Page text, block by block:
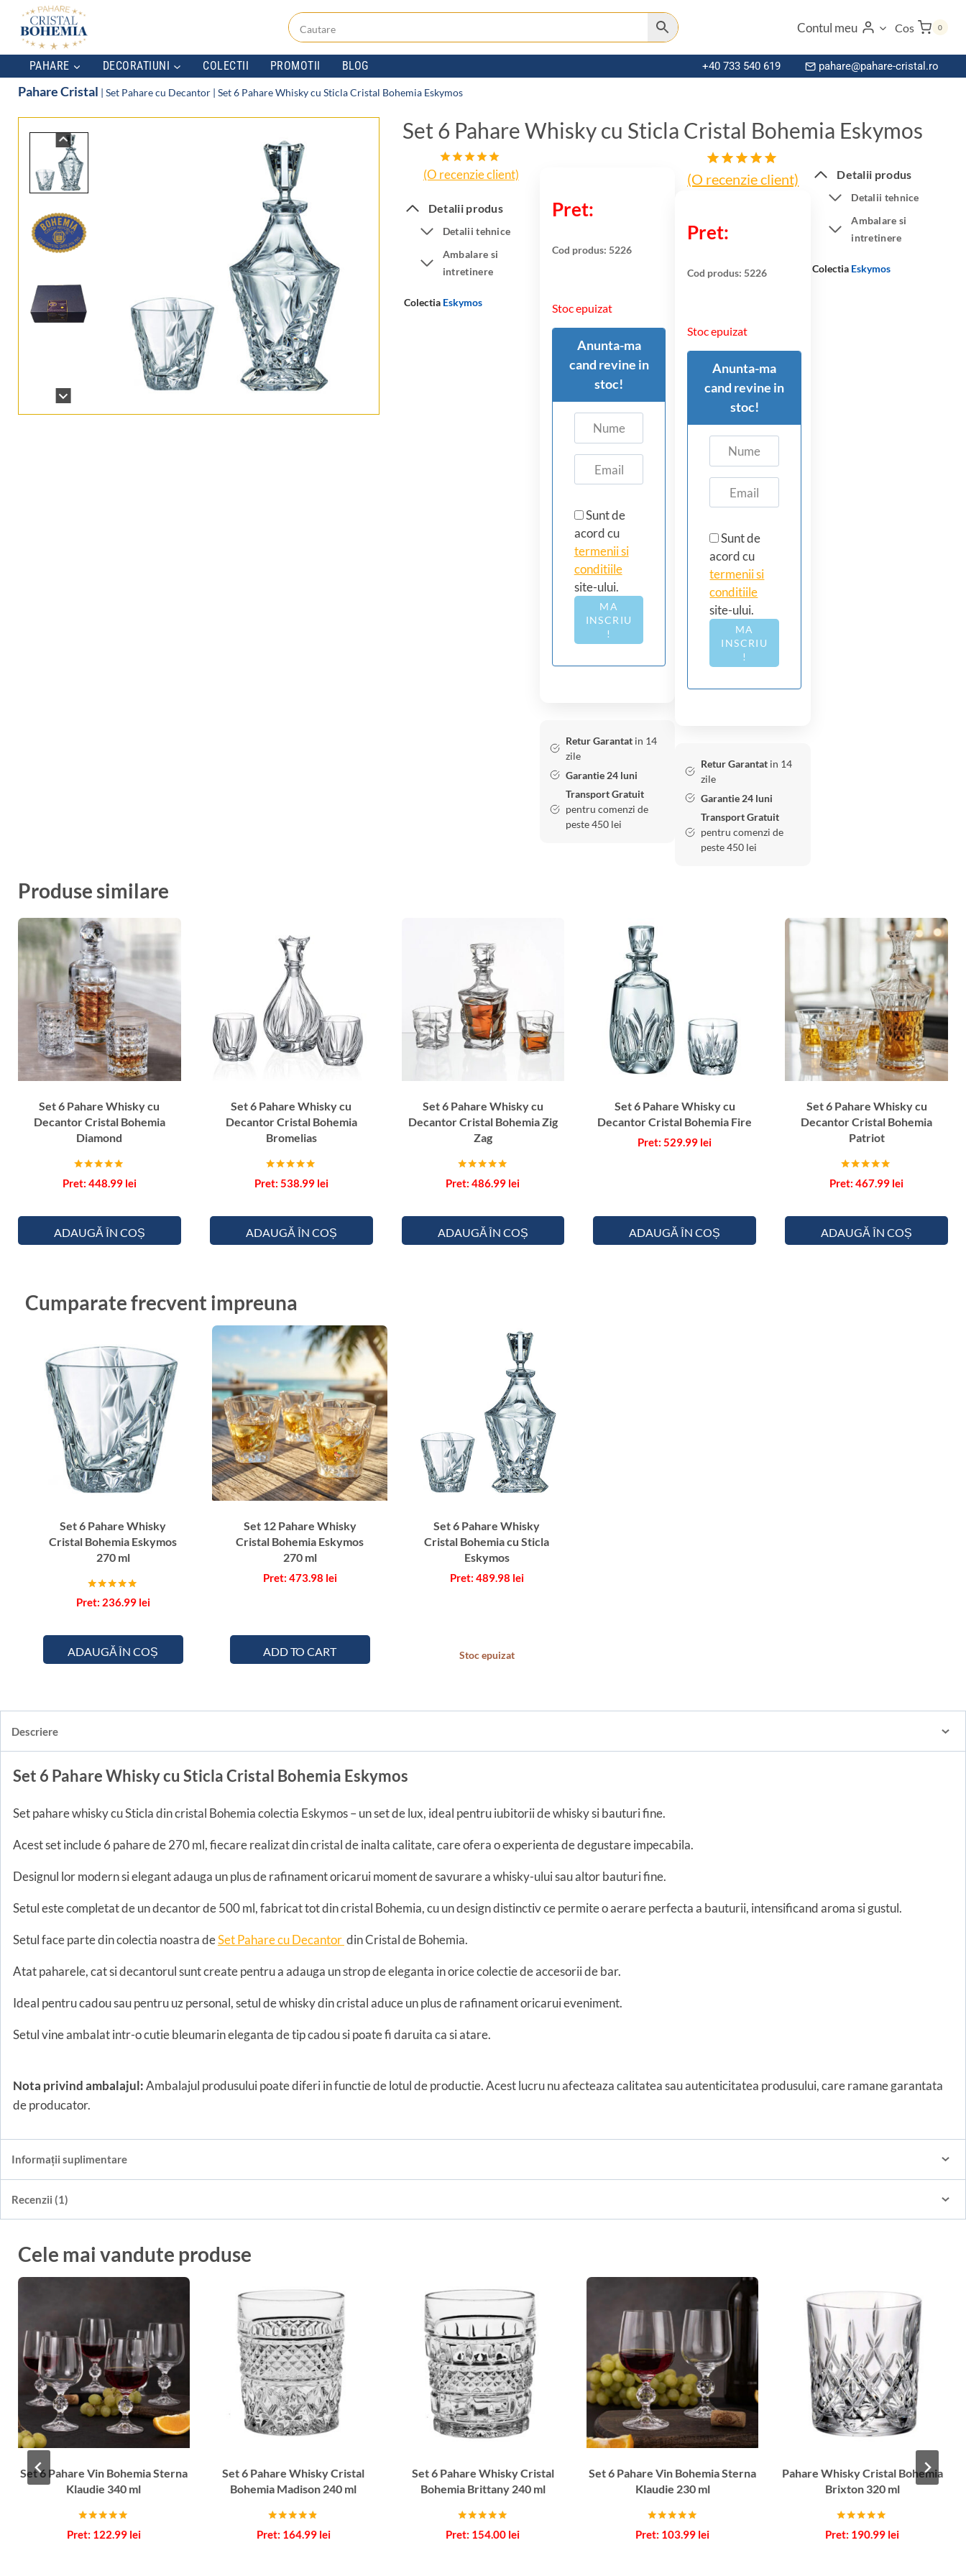
content
Contul meu Cos 0
PAHARE DECORATIUNI COLECTII PROMOTII BLOG +40 733 540 619 pahare@pahare-cristal.ro
Pahare Cristal | Set Pahare cu Decantor | Set 6 Pahare Whisky cu Sticla Cristal Bohemia Eskymos
Set 6 Pahare Whisky cu Sticla Cristal Bohemia Eskymos
Evaluat la
unei
evaluări
(O recenzie client)
Detalii produs
Detalii tehnice
Ambalare si
intretinere
Colectia Eskymos
Cod produs: 5226
Stoc epuizat
Anunta-ma
cand revine in
stoc!
Sunt de
acord cu
termenii si
conditiile
site-ului.
MA
INSCRIU
!
Retur Garantatin 14
zile
Garantie 24 luni
Transport Gratuit
pentru comenzi de
peste 450 lei
Evaluat la
singure
(O recenzie client)
Cod produs: 5226
Stoc epuizat
Anunta-ma
cand revine in
stoc!
Sunt de
acord cu
termenii si
conditiile
site-ului.
MA
INSCRIU
!
Retur Garantat in 14
zile
Garantie 24 luni
Transport Gratuit
pentru comenzi de
peste 450 lei
Detalii produs
Detalii tehnice
Ambalare si
intretinere
Colectia Eskymos
Produse similare
Set 6 Pahare Whisky cu
Decantor Cristal Bohemia
Diamond
Evaluat la
5.00
448.99 lei
ADAUGĂ ÎN COȘ
Set 6 Pahare Whisky cu
Decantor Cristal Bohemia
Bromelias
Evaluat la
5.00
538.99 lei
ADAUGĂ ÎN COȘ
Set 6 Pahare Whisky cu
Decantor Cristal Bohemia Zig
Zag
Evaluat la
5.00
486.99 lei
ADAUGĂ ÎN COȘ
Set 6 Pahare Whisky cu
Decantor Cristal Bohemia Fire
529.99 lei
ADAUGĂ ÎN COȘ
Set 6 Pahare Whisky cu
Decantor Cristal Bohemia
Patriot
Evaluat la
5.00
467.99 lei
ADAUGĂ ÎN COȘ
Cumparate frecvent impreuna
Set 6 Pahare Whisky
Cristal Bohemia Eskymos
270 ml
Evaluat la
5.00
236.99 lei
ADAUGĂ ÎN COȘ
Set 12 Pahare Whisky
Cristal Bohemia Eskymos
270 ml
473.98 lei
ADD TO CART
Set 6 Pahare Whisky
Cristal Bohemia cu Sticla
Eskymos
489.98 lei
Stoc epuizat
Descriere
Set 6 Pahare Whisky cu Sticla Cristal Bohemia Eskymos
Set pahare whisky cu Sticla din cristal Bohemia colectia Eskymos – un set de lux, ideal pentru iubitorii de whisky si bauturi fine.
Acest set include 6 pahare de 270 ml, fiecare realizat din cristal de inalta calitate, care ofera o experienta de degustare impecabila.
Designul lor modern si elegant adauga un plus de rafinament oricarui moment de savurare a whisky-ului sau altor bauturi fine.
Setul este completat de un decantor de 500 ml, fabricat tot din cristal Bohemia, cu un design distinctiv ce permite o aerare perfecta a bauturii, intensificand aroma si gustul.
Setul face parte din colectia noastra deSet Pahare cu Decantor din Cristal de Bohemia.
Atat paharele, cat si decantorul sunt create pentru a adauga un strop de eleganta in orice colectie de accesorii de bar.
Ideal pentru cadou sau pentru uz personal, setul de whisky din cristal aduce un plus de rafinament oricarui eveniment.
Setul vine ambalat intr-o cutie bleumarin eleganta de tip cadou si poate fi daruita ca si atare.
Nota privind ambalajul:Ambalajul produsului poate diferi in functie de lotul de productie. Acest lucru nu afecteaza calitatea sau autenticitatea produsului, care ramane garantata
de producator.
Informații suplimentare
Recenzii (1)
Cele mai vandute produse
Set 6 Pahare Vin Bohemia Sterna
Klaudie 340 ml
Evaluat la
5.00
122.99 lei
Set 6 Pahare Whisky Cristal
Bohemia Madison 240 ml
Evaluat la
4.67
164.99 lei
Set 6 Pahare Whisky Cristal
Bohemia Brittany 240 ml
Evaluat la
5.00
154.00 lei
Set 6 Pahare Vin Bohemia Sterna
Klaudie 230 ml
Evaluat la
5.00
103.99 lei
Pahare Whisky Cristal Bohemia
Brixton 320 ml
Evaluat la
5.00
190.99 lei